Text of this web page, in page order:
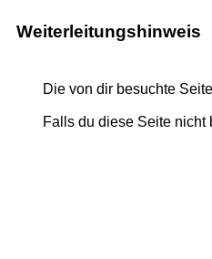
Weiterleitungshinweis
Die von dir besuchte
Falls du diese Seite nicht